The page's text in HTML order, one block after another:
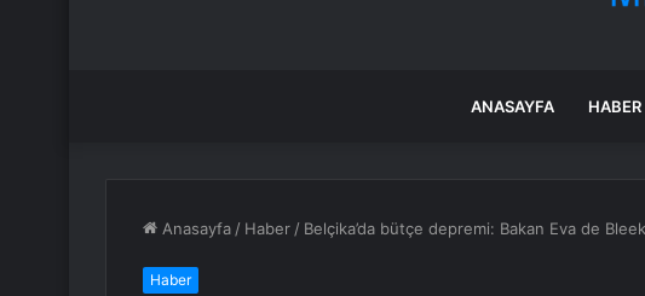
ANASAYFA HABER
Anasayfa / Haber / Belçika’da bütçe depremi: Bakan Eva de
Haber